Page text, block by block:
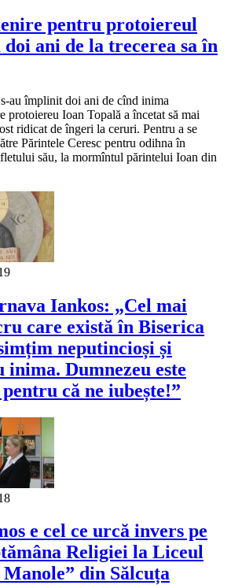
pentru protoiereul
ani de la trecerea sa în
au împlinit doi ani de cînd inima
protoiereu Ioan Topală a încetat să mai
ridicat de îngeri la ceruri. Pentru a se
Părintele Ceresc pentru odihna în
său, la mormîntul părintelui Ioan din
Iankos: „Cel mai
care există în Biserica
neputincioși și
Dumnezeu este
că ne iubește!”
e cel ce urcă invers pe
Religiei la Liceul
din Sălcuța